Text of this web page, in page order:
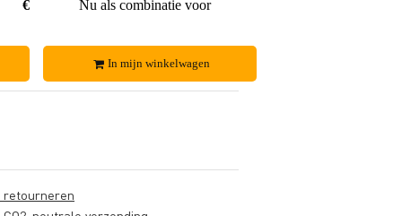
€ 20,30
Nu als combinatie voor
In mijn winkelwagen
retourneren